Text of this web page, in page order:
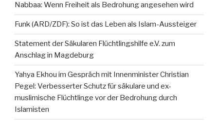
Nabbaa: Wenn Freiheit als Bedrohung angesehen wird
Funk (ARD/ZDF): So ist das Leben als Islam-Aussteiger
Statement der Säkularen Flüchtlingshilfe e.V. zum
Anschlag in Magdeburg
Yahya Ekhou im Gespräch mit Innenminister Christian
Pegel: Verbesserter Schutz für säkulare und ex-
muslimische Flüchtlinge vor der Bedrohung durch
Islamisten